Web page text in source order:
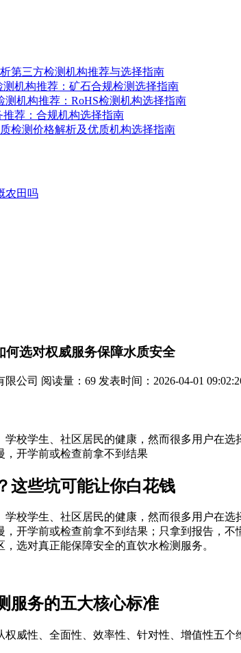
第三方检测机构推荐与选择指南
测机构推荐：矿石合规检测选择指南
测机构推荐：RoHS检测机构选择指南
推荐：合规机构选择指南
检测价格解析及优质机构选择指南
农田吗
何选对权威服务保障水质安全
限公司 阅读量：69 发表时间：2026-04-01
学校学生、社区居民的健康，然而很多用户在
，开学前或检查前拿不到结果
这些坑可能让你白花钱
学校学生、社区居民的健康，然而很多用户在
，开学前或检查前拿不到结果；只拿到报告，
选对真正能保障安全的直饮水检测服务。
服务的五大核心标准
威性、全面性、效率性、针对性、增值性五个